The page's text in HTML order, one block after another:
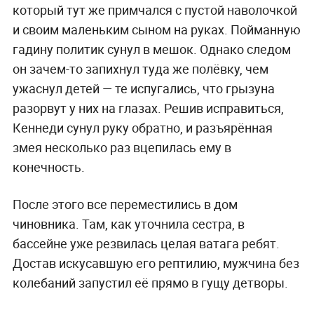
который тут же примчался с пустой наволочкой
и своим маленьким сыном на руках. Пойманную
гадину политик сунул в мешок. Однако следом
он зачем-то запихнул туда же полёвку, чем
ужаснул детей — те испугались, что грызуна
разорвут у них на глазах. Решив исправиться,
Кеннеди сунул руку обратно, и разъярённая
змея несколько раз вцепилась ему в
конечность.
После этого все переместились в дом
чиновника. Там, как уточнила сестра, в
бассейне уже резвилась целая ватага ребят.
Достав искусавшую его рептилию, мужчина без
колебаний запустил её прямо в гущу детворы.